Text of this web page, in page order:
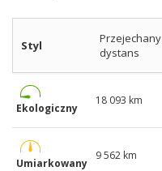
Styl
Przejechany
dystans
Ekologiczny
18 093 km
Umiarkowany
9 562 km